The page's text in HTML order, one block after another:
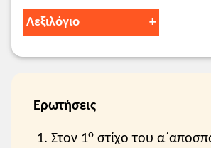
Λεξιλόγιο
συννεφιά: συννεφιάζει.
ανέ: αν.
γέρνομαι: εγείρομαι,
Ερωτήσεις
Στον 1ο στίχο του